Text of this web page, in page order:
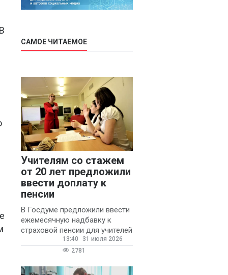
САМОЕ ЧИТАЕМОЕ
Учителям со стажем
от 20 лет предложили
ввести доплату к
пенсии
В Госдуме предложили ввести
ежемесячную надбавку к
страховой пенсии для учителей
государственных и
муниципальных школ со
13:40
31 июля 2026
2781